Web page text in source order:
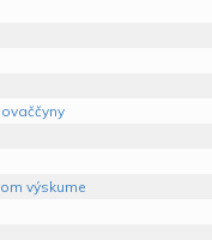
výskume